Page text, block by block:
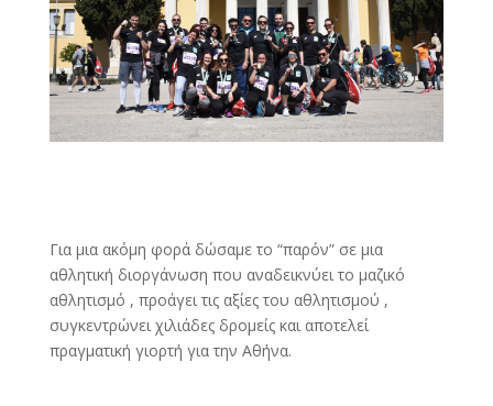
Για μια ακόμη φορά δώσαμε το “παρόν” σε μια
αθλητική διοργάνωση που αναδεικνύει το μαζικό
αθλητισμό , προάγει τις αξίες του αθλητισμού ,
συγκεντρώνει χιλιάδες δρομείς και αποτελεί
πραγματική γιορτή για την Αθήνα.